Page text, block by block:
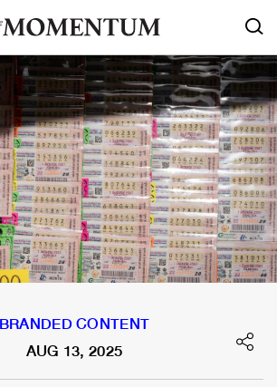
BRANDED CONTENT
AUG 13, 2025